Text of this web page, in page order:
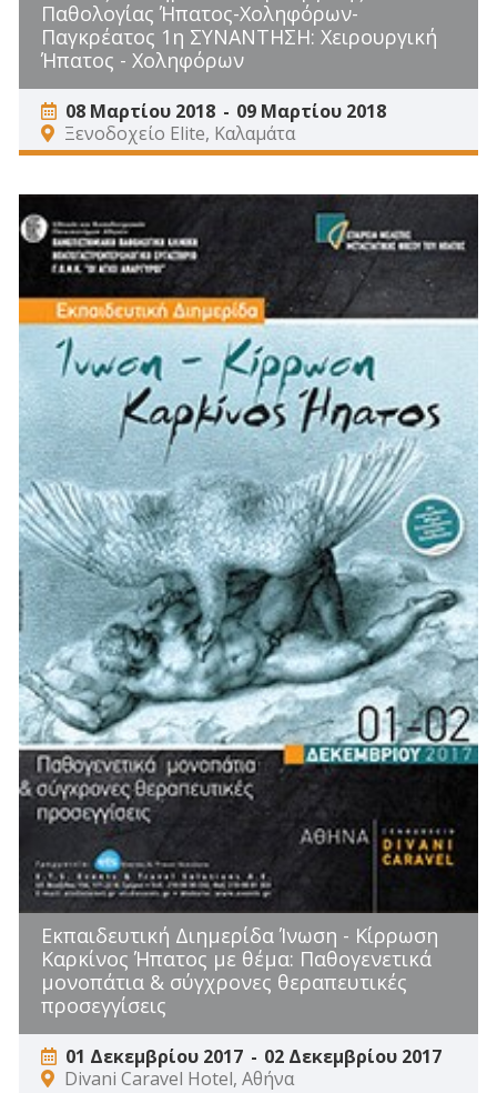
Παθολογίας Ήπατος-Χοληφόρων-
Παγκρέατος 1η ΣΥΝΑΝΤΗΣΗ: Χειρουργική
Ήπατος - Χοληφόρων
08 Μαρτίου 2018
09 Μαρτίου 2018
Ξενοδοχείο Elite, Καλαμάτα
Εκπαιδευτική Διημερίδα Ίνωση - Κίρρωση
Καρκίνος Ήπατος με θέμα: Παθογενετικά
μονοπάτια & σύγχρονες θεραπευτικές
προσεγγίσεις
01 Δεκεμβρίου 2017
02 Δεκεμβρίου 2017
Divani Caravel Hotel, Αθήνα